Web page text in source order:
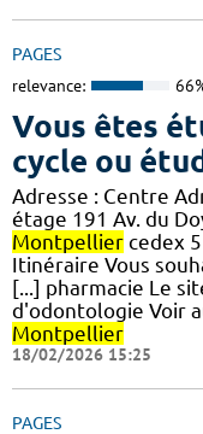
PAGES
relevance:
Vous êtes
cycle ou
Adresse : Centre
étage 191 Av. du
Montpellier cedex
Itinéraire Vous
[...] pharmacie Le
d'odontologie Voir
Montpellier
18/02/2026 15:25
PAGES